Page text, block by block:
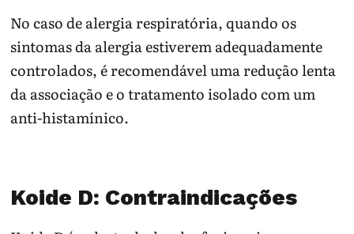
No caso de alergia respiratória, quando os
sintomas da alergia estiverem adequadamente
controlados, é recomendável uma redução lenta
da associação e o tratamento isolado com um
anti-histamínico.
Koide D: Contraindicações